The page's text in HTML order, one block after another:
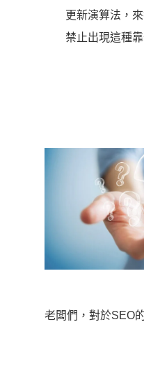
更新演算法，
禁止出現這種
老闆們，對於SEO